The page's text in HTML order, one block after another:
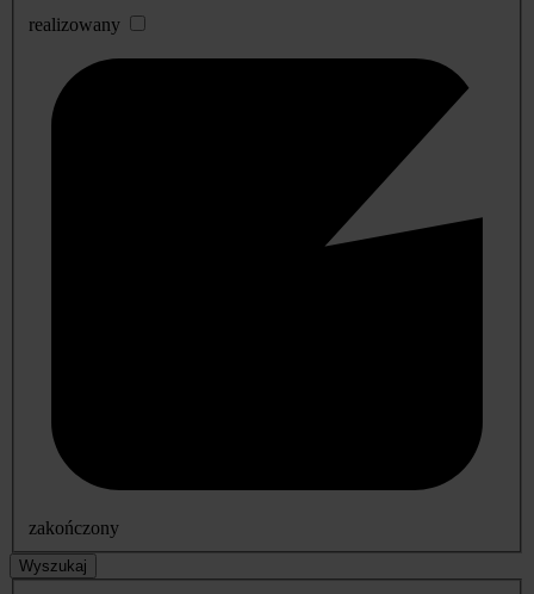
realizowany
zakończony
Wyszukaj